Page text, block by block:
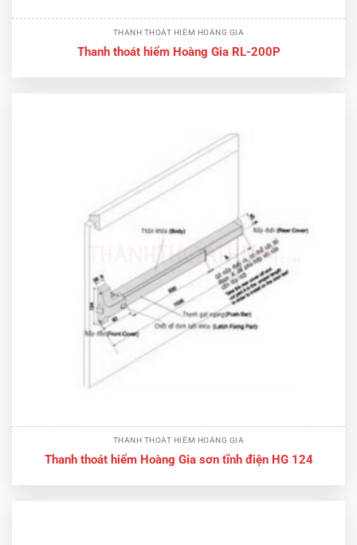
THANH THOÁT HIỂM HOÀNG GIA
Thanh thoát hiểm Hoàng Gia RL-200P
THANH THOÁT HIỂM HOÀNG GIA
Thanh thoát hiểm Hoàng Gia sơn tĩnh điện HG 124